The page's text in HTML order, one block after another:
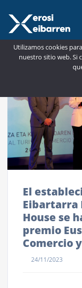
El
Eibartarra
House se
premio
Comercio
24/11/2023
Utilizamos cookies
nuestro sitio web. Si